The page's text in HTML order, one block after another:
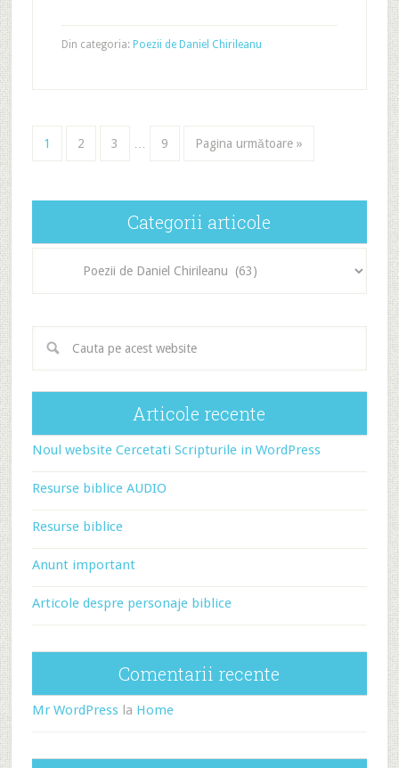
Din categoria: Poezii de Daniel Chirileanu
1 2 3 9 Pagina următoare »
Categorii articole
Articole recente
Noul website Cercetati Scripturile in WordPress
Resurse biblice AUDIO
Resurse biblice
Anunt important
Articole despre personaje biblice
Comentarii recente
Mr WordPressla Home